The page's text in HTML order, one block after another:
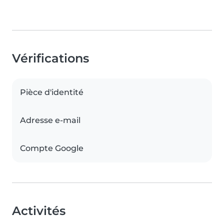
Vérifications
Pièce d'identité
Adresse e-mail
Compte Google
Activités